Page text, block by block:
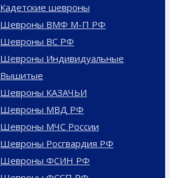
Кадетские шевроны
Шевроны ВМФ М-П РФ
Шевроны ВС РФ
Шевроны Индивидуальные
Вышитые
Шевроны КАЗАЧЬИ
Шевроны МВД РФ
Шевроны МЧС России
Шевроны Росгвардия РФ
Шевроны ФСИН РФ